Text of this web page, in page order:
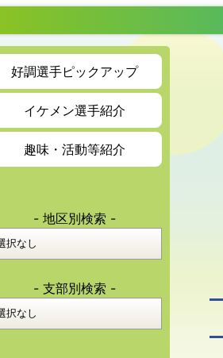
好調選手ピックアップ
イケメン選手紹介
趣味・活動等紹介
- 地区別検索 -
- 支部別検索 -